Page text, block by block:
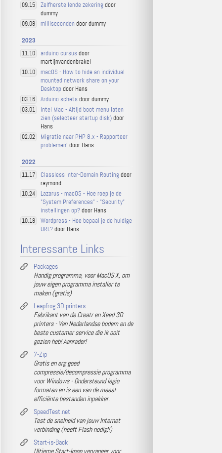
09.15 Zelfherstellende zekeringdoor
dummy
09.08 milliseconden door dummy
2023
11.10 arduino cursus door
martijnvandenbrakel
10.10
macOS - How to hide an individual
mounted network share on your
Desktop door Hans
03.16 Arduino schets door dummy
03.01
Intel Mac - Altijd boot menu laten
zien (selecteer startup disk)door
Hans
02.02
Migratie naar PHP 8.x - Rapporteer
problemen! door Hans
2022
11.17 Classless Inter-Domain Routingdoor
raymond
10.24
Lazarus - macOS - Hoe roep je de
"System Preferences" - "Security"
instellingen op?door Hans
10.18
Wordpress - Hoe bepaal je de huidige
URL?door Hans
Interessante Links
Packages
Handig programma, voor MacOS X, om
jouw eigen programma installer te
maken (gratis)
Leapfrog 3D printers
Fabrikant van de Creatr en Xeed 3D
printers - Van Nederlandse bodem en de
beste customer service die ik ooit
gezien heb! Aanrader!
7-Zip
Gratis en erg goed
compressie/decompressie programma
voor Windows - Ondersteund legio
formaten en is een van de meest
efficiënte bestanden inpakker.
SpeedTest.net
Test de snelheid van jouw Internet
verbinding (heeft Flash nodig!!)
Start-is-Back
Ultieme Start-knop vervanger voor